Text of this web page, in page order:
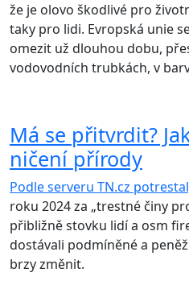
že je olovo škodlivé pro
taky pro lidi. Evropská unie
omezit už dlouhou dobu,
vodovodních trubkách, v
Má se přitvrdit?
ničení přírody
Podle serveru TN.cz
roku 2024 za „trestné činy
přibližně stovku lidí a osm
dostávali podmíněné a
brzy změnit.